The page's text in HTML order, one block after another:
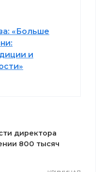
«Больше
и
директора
800 тысяч